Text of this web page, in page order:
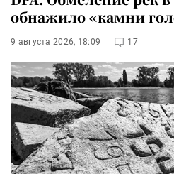
обнажило «камни
9 августа 2026, 18:09 17